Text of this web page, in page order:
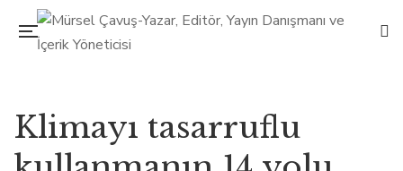
Klimayı tasarruflu